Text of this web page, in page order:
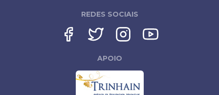
REDES SOCIAIS
APOIO